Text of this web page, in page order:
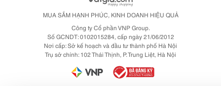
MUA SẮM HẠNH PHÚC, KINH DOANH HIỆU QUẢ
Công ty Cổ phần VNP Group.
Số GCNDT: 0102015284, cấp ngày 21/06/2012
Nơi cấp: Sở kế hoạch và đầu tư thành phố Hà Nội
Trụ sở chính: 102 Thái Thịnh, P. Trung Liệt, Hà Nội